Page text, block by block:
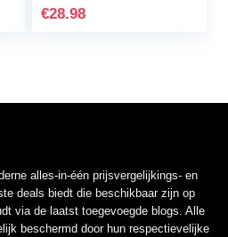
€28.98
alles-in-één prijsvergelijkings- en
deals biedt die beschikbaar zijn op
via de laatst toegevoegde blogs. Alle
beschermd door hun respectievelijke